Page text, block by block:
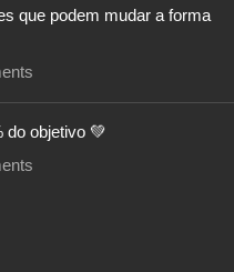
que podem mudar a forma
do objetivo 💚